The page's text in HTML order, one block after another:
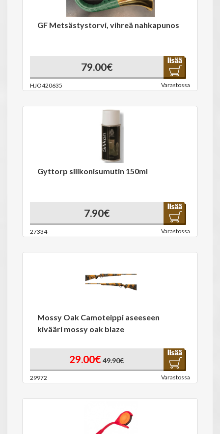
GF Metsästystorvi, vihreä nahkapunos
79.00€
HJO420635 Varastossa
Gyttorp silikonisumutin 150ml
7.90€
27334 Varastossa
Mossy Oak Camoteippi aseeseen
kivääri mossy oak blaze
29.00€ 49.90€
29972 Varastossa